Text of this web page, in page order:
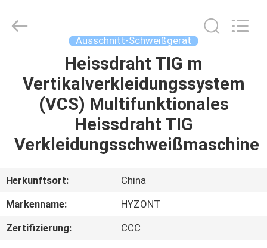
PRODUKTE
VIDEOS
ÜBER
UNS
FABRIK-
Co.,Ltd..
Ausschnitt-Schweißgerät
Heissdraht TIG m
Vertikalverkleidungssystem
(VCS) Multifunktionales
Heissdraht TIG
Verkleidungsschweißmaschine
Herkunftsort:
China
Markenname:
HYZONT
Zertifizierung:
CCC